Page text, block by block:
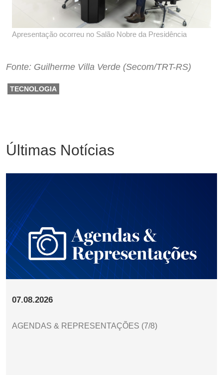
Apresentação ocorreu no Salão Nobre da Presidência
Fonte: Guilherme Villa Verde (Secom/TRT-RS)
TECNOLOGIA
Últimas Notícias
07.08.2026
AGENDAS & REPRESENTAÇÕES (7/8)